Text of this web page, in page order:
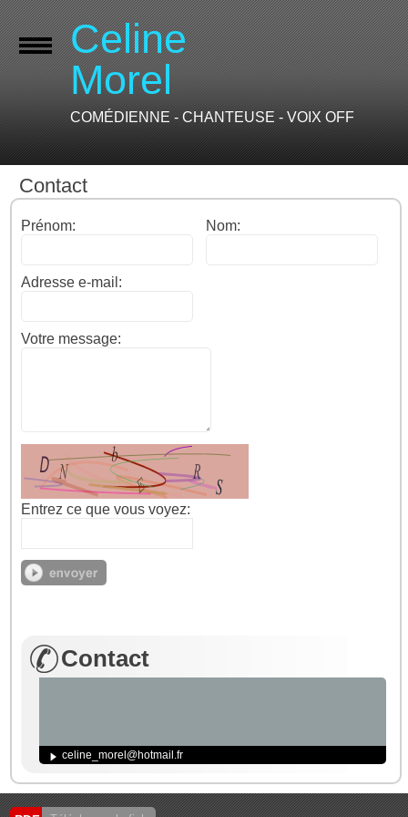
Celine
Morel
COMÉDIENNE - CHANTEUSE - VOIX OFF
Contact
Prénom: Nom:
Adresse e-mail:
Votre message:
Entrez ce que vous voyez:
Contact
celine_morel@hotmail.fr